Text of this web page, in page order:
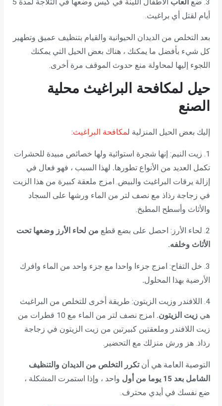
3. ضع ألعاب
الأطفال اللينة في كيس وضعها في الثلاجة لمدة 5
أيام لقتل أي براغيث.
بعد التخلص من الديدان الحيوانية والقيام بتنظيف عميق وتطهير
كل شيء بأفضل ما يمكنك ، هناك بعض الحيل التي يمكنك
اللجوء إليها لمحاولة منع حدوث الموقف مرة أخرى.
حيل لمكافحة البراغيث محلية
الصنع
إليك بعض الحيل المنزلية لمكافحة البراغيث:
1. زيت النيم: إنها شجرة استوائية ولها خصائص مبيدة للحشرات
تكمل العديد من الأنواع تطورها. لهذا السبب ، فهو فعال في
إزالة يرقات البراغيث والبيض. امزج ملعقة كبيرة من هذا الزيت
في زجاجة رذاذ مع نصف لتر من الماء ورشها على السجاد
والأثاث وأسطح المطبخ.
2. لحاء الأرز: احصل على بضع قطع
من لحاء الأرز وضعها تحت
الأثاث وخلفه.
3. خل التفاح: امزج جزءا واحدا مع جزء واحد من الماء وافرك
الأرضية بهذا المحلول.
4. اللافندر وزيت الزيتون: طريقة أخرى للتخلص من البراغيث
هي زيت الزيتون.
امزج نصف لتر من الماء مع 10 قطرات من
زيت اللافندر وملعقتين كبيرتين من زيت الزيتون في زجاجة
رذاذ. هز ورش منزلك مع التحضير.
التوصية العامة هي أنتكرر التخلص من الديدان والتنظيف
الشامل بعد 15 يوما من أول
واحد ، وإذا استمرت المشكلة ،
ضع نفسك في أيدي محترف.